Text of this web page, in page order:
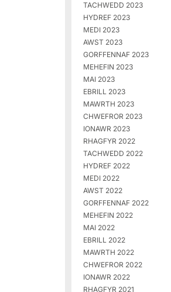
TACHWEDD 2023
HYDREF 2023
MEDI 2023
AWST 2023
GORFFENNAF 2023
MEHEFIN 2023
MAI 2023
EBRILL 2023
MAWRTH 2023
CHWEFROR 2023
IONAWR 2023
RHAGFYR 2022
TACHWEDD 2022
HYDREF 2022
MEDI 2022
AWST 2022
GORFFENNAF 2022
MEHEFIN 2022
MAI 2022
EBRILL 2022
MAWRTH 2022
CHWEFROR 2022
IONAWR 2022
RHAGFYR 2021